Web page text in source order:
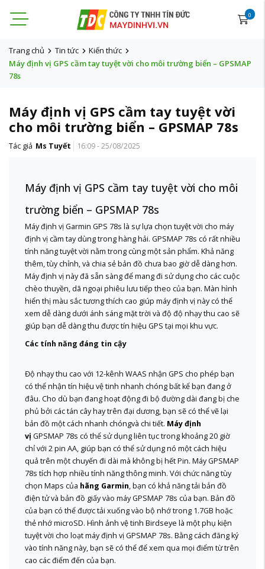
0
Trang chủ Tin tức
Kiến thức
Máy định vị GPS cầm tay tuyệt vời cho môi trường biển – GPSMAP
78s
Máy định vị GPS cầm tay tuyệt vời
cho môi trường biển – GPSMAP 78s
Tác giả Ms Tuyết 16:09 - 25/08/2025
Máy định vị GPS cầm tay tuyệt vời cho môi
trường biển – GPSMAP 78s
Máy định vị Garmin GPS 78s là sự lựa chọn tuyệt vời cho máy
định vị cầm tay dùng trong hàng hải. GPSMAP 78s có rất nhiều
tính năng tuyệt vời nằm trong cùng một sản phẩm. Khả năng
thêm, tùy chỉnh, và chia sẻ bản đồ chưa bao giờ dễ dàng hơn.
Máy định vị này đã sẵn sàng để mang đi sử dụng cho các cuộc
chèo thuyền, dã ngoại phiêu lưu tiếp theo của bạn. Màn hình
hiển thị màu sắc tương thích cao giúp máy định vị này có thể
xem dễ dàng dưới ánh sáng mặt trời và độ độ nhạy thu cao sẽ
giúp bạn dễ dàng thu được tín hiệu GPS tại mọi khu vực.
Các tính năng đáng tin cậy
Độ nhạy thu cao với 12-kênh WAAS nhận GPS cho phép bạn
có thể nhận tín hiệu vệ tinh nhanh chóng bất kể bạn đang ở
đâu. Cho dù bạn đang hoạt động đi bộ đường dài đang bị che
phủ bởi các tán cây hay trên đại dương, bạn sẽ có thể vẽ lại
bản đồ một cách nhanh chóngvà chi tiết. Máy định
vị GPSMAP 78s có thể sử dụng liên tục trong khoảng 20 giờ
chỉ với 2 pin AA, giúp bạn có thể sử dụng nó một cách hiệu
quả trên một chuyến đi dài mà không bị hết Pin. Máy GPSMAP
78s tích hợp nhiều tính năng thông minh. Với chức năng tùy
chọn Maps của hãng Garmin, bạn có khả năng tải bản đồ
điện tử và bản đồ giấy vào máy GPSMAP 78s của bạn. Bản đồ
của bạn có thể được tải xuống vào bộ nhớ trong 1.7GB hoặc
thẻ nhớ microSD. Hình ảnh vệ tinh Birdseye là một phụ kiện
tuyệt vời cho loạt máy định vị GPSMAP 78s. Bằng cách đăng ký
vào tính năng này, bạn sẽ có thể để xem qua mọi điểm từ trên
cao các điểm đến của bạn.